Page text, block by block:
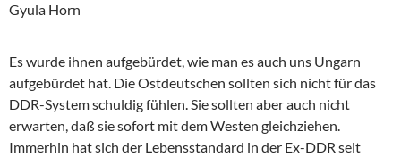
Gyula Horn
Es wurde ihnen aufgebürdet, wie man es auch uns Ungarn
aufgebürdet hat. Die Ostdeutschen sollten sich nicht für das
DDR-System schuldig fühlen. Sie sollten aber auch nicht
erwarten, daß sie sofort mit dem Westen gleichziehen.
Immerhin hat sich der Lebensstandard in der Ex-DDR seit